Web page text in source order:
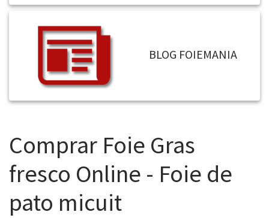
BLOG FOIEMANIA
Comprar Foie Gras
fresco Online - Foie de
pato micuit